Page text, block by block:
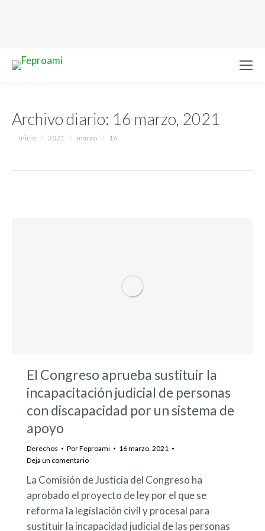
Archivo diario: 16 marzo, 2021
Estás aquí:
Inicio 2021 marzo 16
El Congreso aprueba sustituir la
incapacitación judicial de personas
con discapacidad por un sistema de
apoyo
Derechos PorFeproami
16 marzo, 2021
Deja un comentario
La Comisión de Justicia del Congreso ha
aprobado el proyecto de ley por el que se
reforma la legislación civil y procesal para
sustituir la incapacidad judicial de las personas